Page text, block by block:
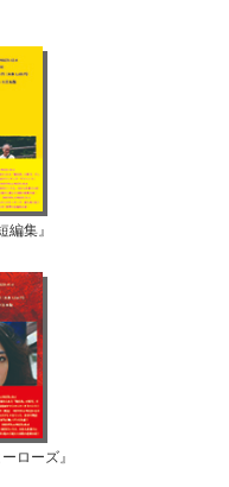
集』
ローズ』